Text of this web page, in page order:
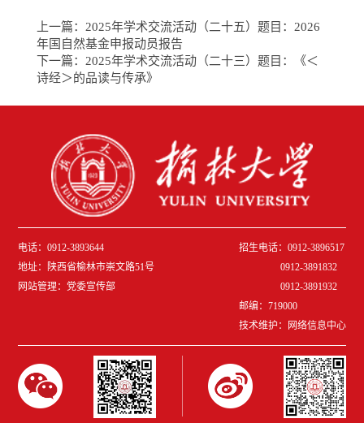
上一篇： 2025年学术交流活动（二十五）题目：2026
年国自然基金申报动员报告
下一篇： 2025年学术交流活动（二十三）题目：《＜
诗经＞的品读与传承》
电话：0912-3893644
地址：陕西省榆林市崇文路51号
网站管理：党委宣传部
招生电话：0912-3896517
0912-3891832
0912-3891932
邮编：719000
技术维护：网络信息中心